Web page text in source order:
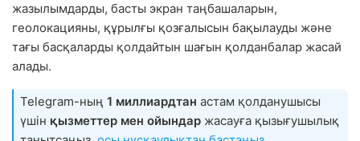
жазылымдарды, басты экран таңбашаларын,
геолокацияны, құрылғы қозғалысын бақылауды және
тағы басқаларды қолдайтын шағын қолданбалар жасай
алады.
Telegram-ның 1 миллиардтан астам қолданушысы
үшін қызметтер мен ойындар жасауға қызығушылық